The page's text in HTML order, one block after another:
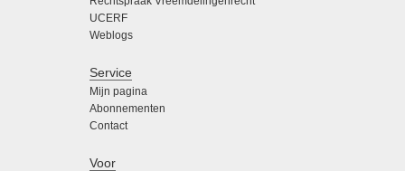
UCERF
Weblogs
Service
Mijn pagina
Abonnementen
Contact
Voor